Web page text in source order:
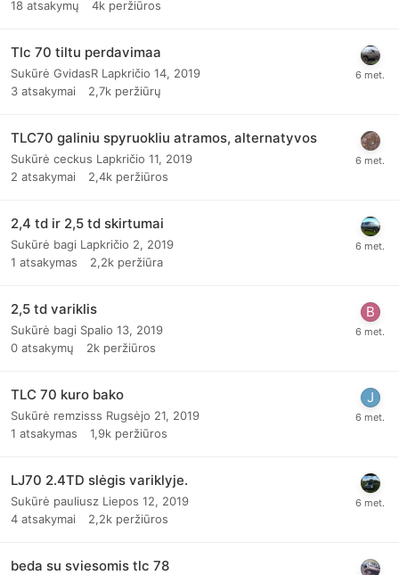
18 atsakymų 4k peržiūros
Tlc 70 tiltu perdavimaa
Sukūrė GvidasR Lapkričio 14, 2019
3 atsakymai 2,7k peržiūrų
TLC70 galiniu spyruokliu atramos, alternatyvos
Sukūrė ceckus Lapkričio 11, 2019
2 atsakymai 2,4k peržiūros
2,4 td ir 2,5 td skirtumai
Sukūrė bagi Lapkričio 2, 2019
1 atsakymas 2,2k peržiūra
2,5 td variklis
Sukūrė bagi Spalio 13, 2019
0 atsakymų 2k peržiūros
TLC 70 kuro bako
Sukūrė remzisss Rugsėjo 21, 2019
1 atsakymas 1,9k peržiūros
LJ70 2.4TD slėgis variklyje.
Sukūrė pauliusz Liepos 12, 2019
4 atsakymai 2,2k peržiūros
beda su sviesomis tlc 78